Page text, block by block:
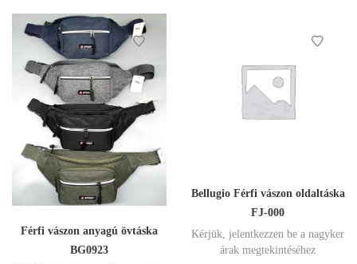
Férfi vászon anyagú övtáska
BG0923
Bellugio Férfi vászon oldaltáska
FJ-000
Kérjük, jelentkezzen be a nagyker
árak megtekintéséhez